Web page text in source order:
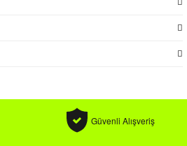
Güvenli Alışveriş